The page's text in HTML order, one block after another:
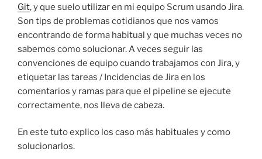
Git, y que suelo utilizar en mi equipo Scrum usando Jira.
Son tips de problemas cotidianos que nos vamos
encontrando de forma habitual y que muchas veces no
sabemos como solucionar. A veces seguir las
convenciones de equipo cuando trabajamos con Jira, y
etiquetar las tareas / Incidencias de Jira en los
comentarios y ramas para que el pipeline se ejecute
correctamente, nos lleva de cabeza.
En este tuto explico los caso más habituales y como
solucionarlos.